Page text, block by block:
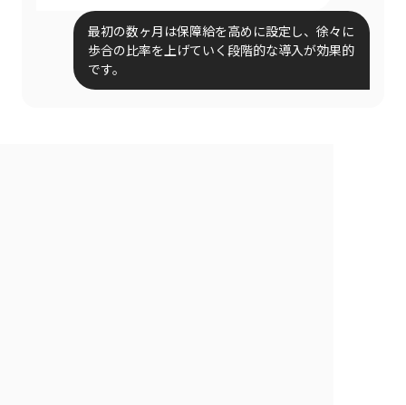
最初の数ヶ月は保障給を高めに設定し、徐々に
歩合の比率を上げていく段階的な導入が効果的
です。